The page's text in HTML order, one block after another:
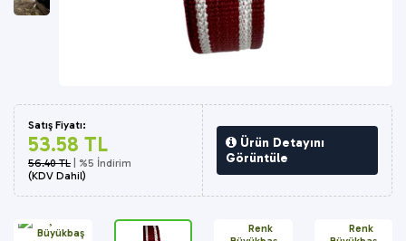
Satış Fiyatı:
53.58 TL
56.40 TL | %5 İndirim
(KDV Dahil)
Ürün Detayını
Görüntüle